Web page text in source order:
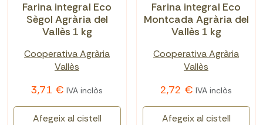
Farina integral Eco
Sègol Agrària del
Vallès 1 kg
Cooperativa Agrària
Vallès
3,71 € IVA inclòs
Afegeix al cistell
Farina integral Eco
Montcada Agrària del
Vallès 1 kg
Cooperativa Agrària
Vallès
2,72 € IVA inclòs
Afegeix al cistell